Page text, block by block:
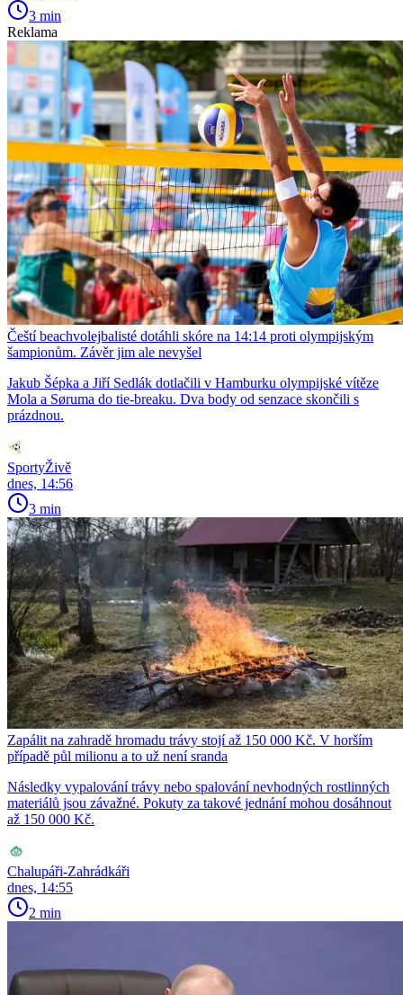
3 min
Reklama
Čeští beachvolejbalisté dotáhli skóre na 14:14 proti olympijským
šampionům. Závěr jim ale nevyšel
Jakub Šépka a Jiří Sedlák dotlačili v Hamburku olympijské vítěze
Mola a Søruma do tie-breaku. Dva body od senzace skončili s
prázdnou.
SportyŽivě
dnes, 14:56
3 min
Zapálit na zahradě hromadu trávy stojí až 150 000 Kč. V horším
případě půl milionu a to už není sranda
Následky vypalování trávy nebo spalování nevhodných rostlinných
materiálů jsou závažné. Pokuty za takové jednání mohou dosáhnout
až 150 000 Kč.
Chalupáři-Zahrádkáři
dnes, 14:55
2 min